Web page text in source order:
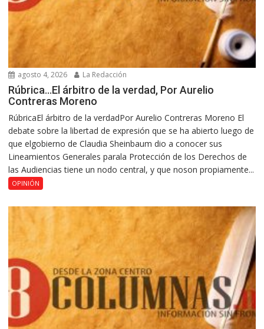
agosto 4, 2026 La Redacción
Rúbrica…El árbitro de la verdad, Por Aurelio
Contreras Moreno
RúbricaEl árbitro de la verdadPor Aurelio Contreras Moreno El
debate sobre la libertad de expresión que se ha abierto luego de
que elgobierno de Claudia Sheinbaum dio a conocer sus
Lineamientos Generales parala Protección de los Derechos de
las Audiencias tiene un nodo central, y que noson propiamente...
OPINIÓN